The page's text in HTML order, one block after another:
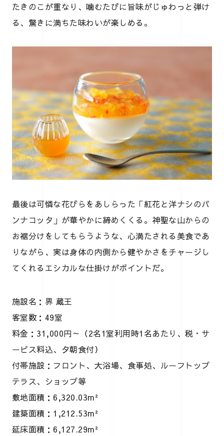
たきのこが重なり、噛むたびに旨味がじゅわっと弾け
る、驚きに満ちた味わいが楽しめる。
最後は可憐な花びらをあしらった「紅花と洋ナシのパ
ンナコッタ」が華やかに締めくくる。神聖な山からの
お裾分けをしてもらうような、心満たされる美食であ
りながら、実は身体の内側から健やかさをチャージし
てくれるエシカルな仕掛けがポイントだ。
施設名：界 蔵王
客室数：49室
料金：31,000円～（2名1室利用時1名あたり、税・サ
ービス料込、夕朝食付）
付帯施設：フロント、大浴場、食事処、ルーフトップ
テラス、ショップ等
敷地面積：6,320.03m²
建築面積：1,212.53m²
延床面積：6,127.29m²